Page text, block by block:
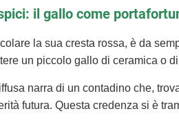
il gallo come
la sua cresta rossa, è da
un piccolo gallo di ceramica o
narra di un contadino che,
futura. Questa credenza si è